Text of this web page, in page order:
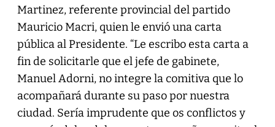
Martinez, referente provincial del partido
Mauricio Macri, quien le envió una carta
pública al Presidente. “Le escribo esta carta a
fin de solicitarle que el jefe de gabinete,
Manuel Adorni, no integre la comitiva que lo
acompañará durante su paso por nuestra
ciudad. Sería imprudente que os conflictos y